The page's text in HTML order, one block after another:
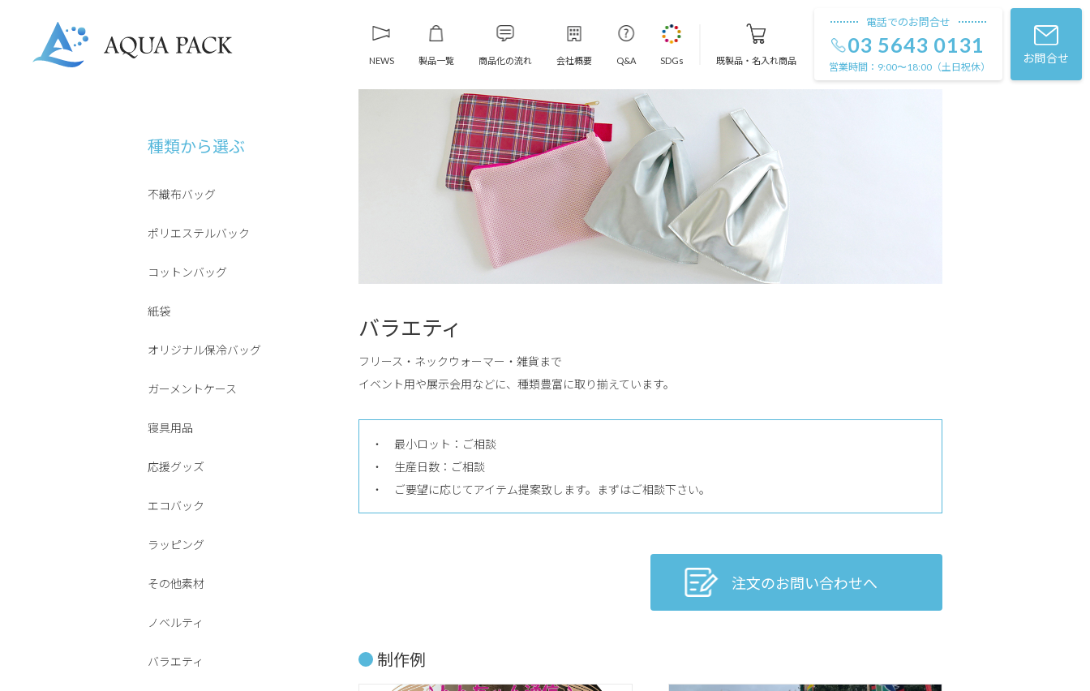
NEWS 製品一覧 商品化の流れ 会社概要 Q&A SDGs 既製品・名入れ商品
電話でのお問合せ
03 5643 0131
営業時間： 9:00〜18:00（土日祝休）
お問合せ
種類から選ぶ
不織布バッグ
ポリエステルバック
コットンバッグ
紙袋
オリジナル保冷バッグ
ガーメントケース
寝具用品
応援グッズ
エコバック
ラッピング
その他素材
ノベルティ
バラエティ
バラエティ
フリース・ネックウォーマー・雑貨まで
イベント用や展示会用などに、種類豊富に取り揃えています。
・ 最小ロット：ご相談
・ 生産日数：ご相談
・ ご要望に応じてアイテム提案致します。まずはご相談下さい。
注文のお問い合わせへ
制作例